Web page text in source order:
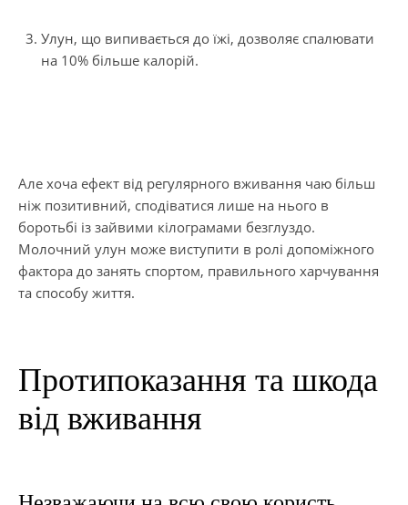
Улун, що випивається до їжі, дозволяє спалювати
на 10% більше калорій.
Але хоча ефект від регулярного вживання чаю більш
ніж позитивний, сподіватися лише на нього в
боротьбі із зайвими кілограмами безглуздо.
Молочний улун може виступити в ролі допоміжного
фактора до занять спортом, правильного харчування
та способу життя.
Протипоказання та шкода
від вживання